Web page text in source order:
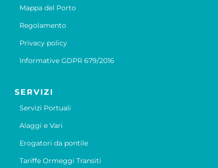
Mappa del Porto
Regolamento
Privacy policy
Informative GDPR 679/2016
SERVIZI
Servizi Portuali
Alaggi e Vari
Erogatori da pontile
Tariffe Ormeggi Transiti